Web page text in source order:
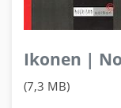
Ikonen |
(7,3 MB)